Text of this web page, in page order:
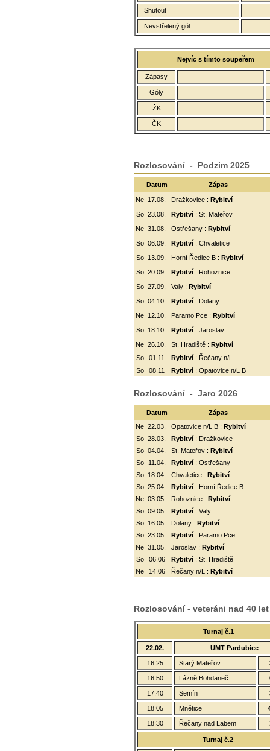
Shutout
Nevstřelený gól
Nejvíc s tímto soupeřem
Zápasy
Góly
ŽK
ČK
Rozlosování - Podzim 2025
Datum Zápas
Ne 17.08. Dražkovice : Rybitví
So 23.08. Rybitví: St. Mateřov
Ne 31.08. Ostřešany : Rybitví
So 06.09. Rybitví : Chvaletice
So
13.09. Horní Ředice B : Rybitví
So 20.09. Rybitví : Rohoznice
So 27.09. Valy : Rybitví
So 04.10. Rybitví : Dolany
Ne 12.10. Paramo Pce : Rybitví
So
18.10. Rybitví: Jaroslav
Ne 26.10. St. Hradiště : Rybitví
So
01.11 Rybitví: Řečany n/L
So
08.11 Rybitví: Opatovice n/L B
Rozlosování - Jaro 2026
Datum Zápas
Ne 22.03. Opatovice n/L B : Rybitví
So 28.03. Rybitví: Dražkovice
So 04.04. St. Mateřov : Rybitví
So
11.04. Rybitví : Ostřešany
So
18.04. Chvaletice : Rybitví
So 25.04. Rybitví : Horní Ředice B
Ne 03.05. Rohoznice : Rybitví
So 09.05. Rybitví : Valy
So
16.05. Dolany : Rybitví
So 23.05. Rybitví: Paramo Pce
Ne 31.05. Jaroslav : Rybitví
So
06.06 Rybitví: St. Hradiště
Ne
14.06 Řečany n/L : Rybitví
Rozlosování - veteráni nad 40 let
Turnaj č.1
22.02. UMT Pardubice
16:25 Starý Mateřov
16:50 Lázně Bohdaneč
17:40 Semín
18:05 Mnětice
18:30 Řečany nad Labem
Turnaj č.2